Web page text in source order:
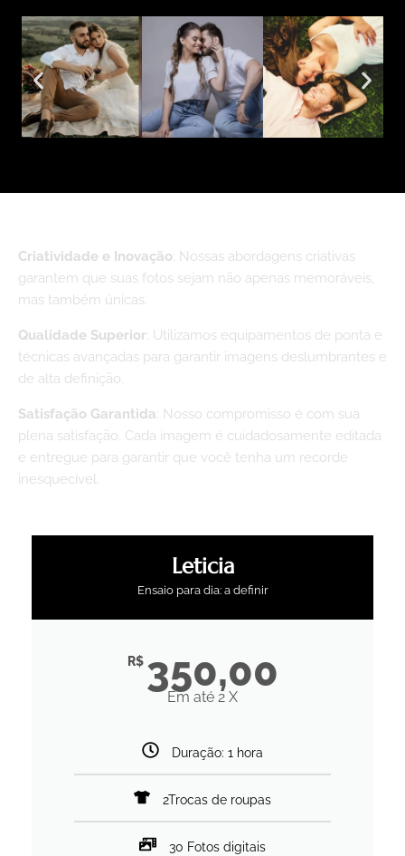
Criatividade e Inovação: Nossas abordagens criativas
garantem que suas fotos sejam não apenas memoráveis,
mas também únicas.
Qualidade Superior: Utilizamos equipamentos de ponta e
técnicas avançadas para garantir imagens deslumbrantes e
de alta definição.
Satisfação Garantida: Nosso compromisso é com sua
plena satisfação. Cada imagem é cuidadosamente editada
e entregue para garantir que você tenha um recorde
inesquecível.
Leticia
Ensaio para dia: a definir
R$ 350,00
Em até 2 X
Duração: 1 hora
2Trocas de roupas
30 Fotos digitais